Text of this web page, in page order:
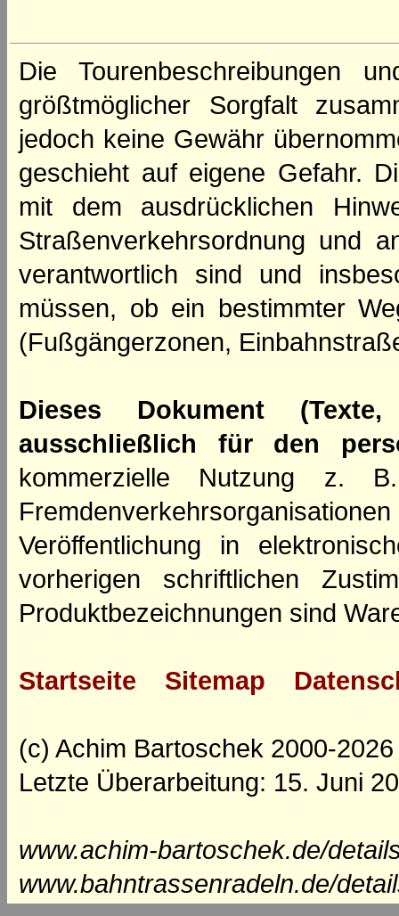
Die Tourenbeschreibungen
größtmöglicher Sorgfalt
jedoch keine Gewähr
geschieht auf eigene Gefahr.
mit dem ausdrücklichen
Straßenverkehrsordnung und
verantwortlich sind und
müssen, ob ein bestimmter
(Fußgängerzonen,
Dieses Dokument
ausschließlich für den
kommerzielle Nutzung z.
Veröffentlichung in
vorherigen schriftlichen
Produktbezeichnungen sind
Startseite Sitemap
(c) Achim Bartoschek 2000-2026
Letzte Überarbeitung: 15. Juni
www.achim-bartoschek.de/
www.bahntrassenradeln.de/